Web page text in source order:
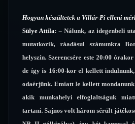
Hogyan készültetek a Villár-Pi elleni
Sülye Attila: – Nálunk, az idegenbeli
mutatkozik, ráadásul számunkra
helyszín. Szerencsére este 20:00
de így is 16:00-kor el kellett
odaérjünk. Emiatt le kellett
akik munkahelyi elfoglaltságuk
tartani. Sajnos volt három sérült